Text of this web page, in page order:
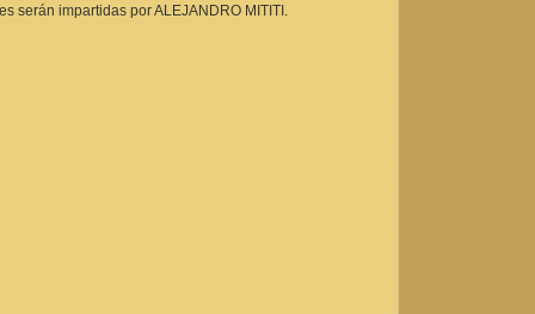
serán impartidas por ALEJANDRO MITITI.